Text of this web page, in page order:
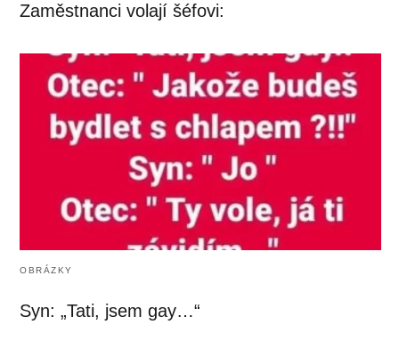
Zaměstnanci volají šéfovi:
OBRÁZKY
Syn: „Tati, jsem gay…“